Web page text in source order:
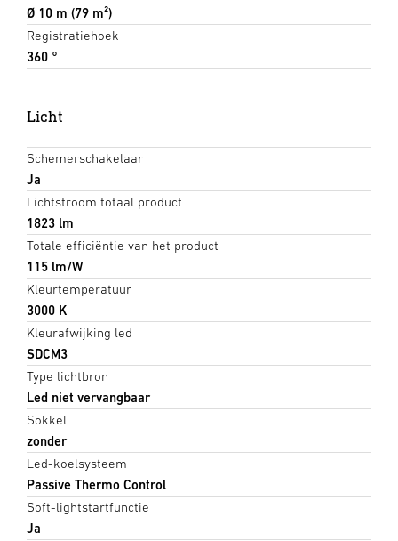
Ø 10 m (79 m²)
Registratiehoek
360 °
Licht
Schemerschakelaar
Ja
Lichtstroom totaal product
1823 lm
Totale efficiëntie van het product
115 lm/W
Kleurtemperatuur
3000 K
Kleurafwijking led
SDCM3
Type lichtbron
Led niet vervangbaar
Sokkel
zonder
Led-koelsysteem
Passive Thermo Control
Soft-lightstartfunctie
Ja